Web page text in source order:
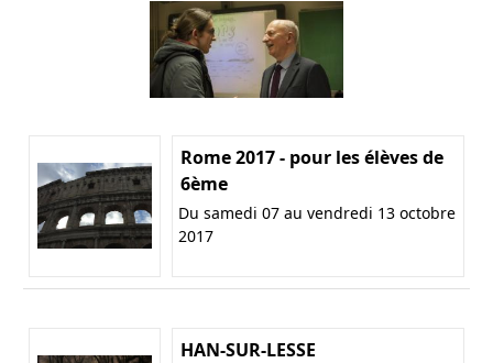
Rome 2017 - pour les élèves de
6ème
Du samedi 07 au vendredi 13 octobre
2017
HAN-SUR-LESSE